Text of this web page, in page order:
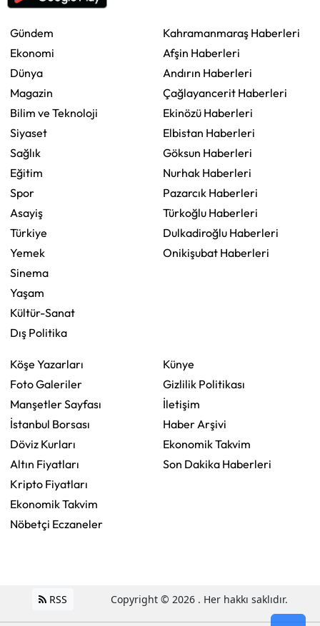
Gündem
Ekonomi
Dünya
Magazin
Bilim ve Teknoloji
Siyaset
Sağlık
Eğitim
Spor
Asayiş
Türkiye
Yemek
Sinema
Yaşam
Kültür-Sanat
Dış Politika
Kahramanmaraş Haberleri
Afşin Haberleri
Andırın Haberleri
Çağlayancerit Haberleri
Ekinözü Haberleri
Elbistan Haberleri
Göksun Haberleri
Nurhak Haberleri
Pazarcık Haberleri
Türkoğlu Haberleri
Dulkadiroğlu Haberleri
Onikişubat Haberleri
Köşe Yazarları
Foto Galeriler
Manşetler Sayfası
İstanbul Borsası
Döviz Kurları
Altın Fiyatları
Kripto Fiyatları
Ekonomik Takvim
Nöbetçi Eczaneler
Künye
Gizlilik Politikası
İletişim
Haber Arşivi
Ekonomik Takvim
Son Dakika Haberleri
RSS Copyright © 2026 . Her hakkı saklıdır.